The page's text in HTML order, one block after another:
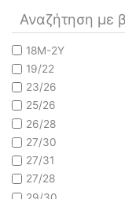
Αναζήτηση με
18M-2Y
19/22
23/26
25/26
26/28
27/30
27/31
27/28
29/30